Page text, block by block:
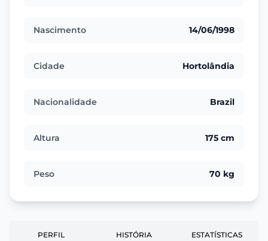
Nascimento 14/06/1998
Cidade Hortolândia
Nacionalidade Brazil
Altura 175 cm
Peso 70 kg
PERFIL HISTÓRIA ESTATÍSTICAS